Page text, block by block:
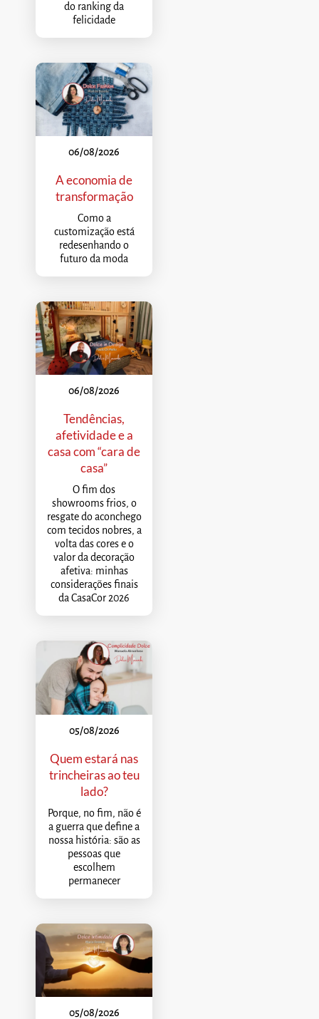
do ranking da
felicidade
06/08/2026
A economia de
transformação
Como a
customização está
redesenhando o
futuro da moda
06/08/2026
Tendências,
afetividade e a
casa com “cara de
casa”
O fim dos
showrooms frios, o
resgate do aconchego
com tecidos nobres, a
volta das cores e o
valor da decoração
afetiva: minhas
considerações finais
da CasaCor 2026
05/08/2026
Quem estará nas
trincheiras ao teu
lado?
Porque, no fim, não é
a guerra que define a
nossa história: são as
pessoas que
escolhem
permanecer
05/08/2026